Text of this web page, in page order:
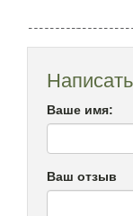
Ваше имя:
Ваш отзыв